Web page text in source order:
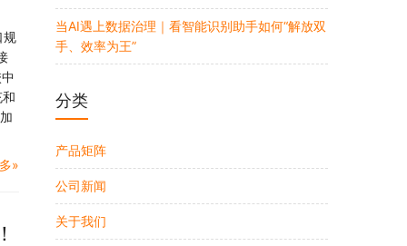
规
»
当AI遇上数据治理｜看智能识别助手如何“解放双
手、效率为王”
分类
产品矩阵
公司新闻
关于我们